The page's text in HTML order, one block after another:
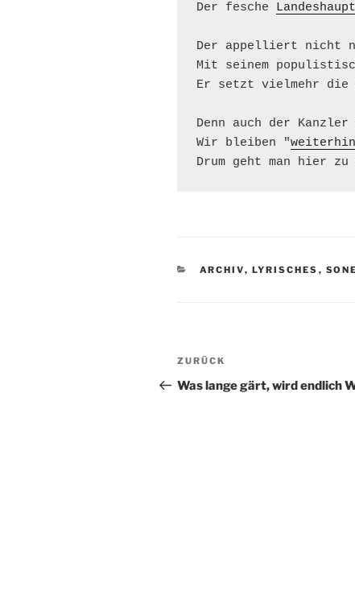
Der fesche
Der appelliert nicht
Mit seinem
Er setzt vielmehr die
Denn auch der
Wir bleiben "
Drum geht man hier
KATEGORIEN
ARCHIV, LYRISCHES ,
Beitragsnavigation
Vorheriger
Beitrag
ZURÜCK
Was lange gärt, wird endlich